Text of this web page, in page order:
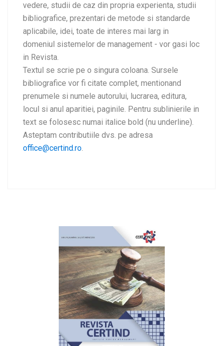
vedere, studii de caz din propria experienta, studii
bibliografice, prezentari de metode si standarde
aplicabile, idei, toate de interes mai larg in
domeniul sistemelor de management - vor gasi loc
in Revista.
Textul se scrie pe o singura coloana. Sursele
bibliografice vor fi citate complet, mentionand
prenumele si numele autorului, lucrarea, editura,
locul si anul aparitiei, paginile. Pentru sublinierile in
text se folosesc numai italice bold (nu underline).
Asteptam contributiile dvs. pe adresa
office@certind.ro.